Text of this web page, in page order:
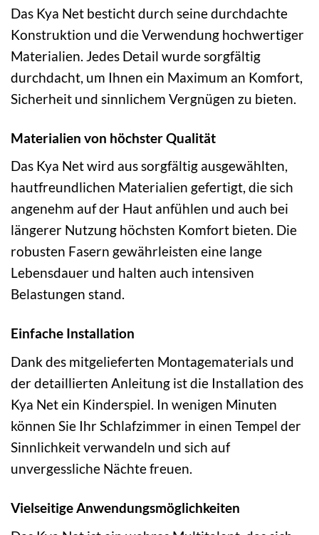
Das Kya Net besticht durch seine durchdachte
Konstruktion und die Verwendung hochwertiger
Materialien. Jedes Detail wurde sorgfältig
durchdacht, um Ihnen ein Maximum an Komfort,
Sicherheit und sinnlichem Vergnügen zu bieten.
Materialien von höchster Qualität
Das Kya Net wird aus sorgfältig ausgewählten,
hautfreundlichen Materialien gefertigt, die sich
angenehm auf der Haut anfühlen und auch bei
längerer Nutzung höchsten Komfort bieten. Die
robusten Fasern gewährleisten eine lange
Lebensdauer und halten auch intensiven
Belastungen stand.
Einfache Installation
Dank des mitgelieferten Montagematerials und
der detaillierten Anleitung ist die Installation des
Kya Net ein Kinderspiel. In wenigen Minuten
können Sie Ihr Schlafzimmer in einen Tempel der
Sinnlichkeit verwandeln und sich auf
unvergessliche Nächte freuen.
Vielseitige Anwendungsmöglichkeiten